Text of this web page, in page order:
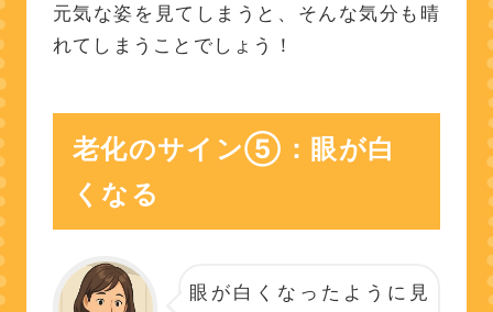
元気な姿を見てしまうと、そんな気分も晴
れてしまうことでしょう！
老化のサイン⑤：眼が白
くなる
眼が白くなったように見